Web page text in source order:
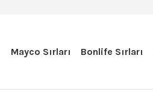
Mayco Sırları Bonlife Sırları